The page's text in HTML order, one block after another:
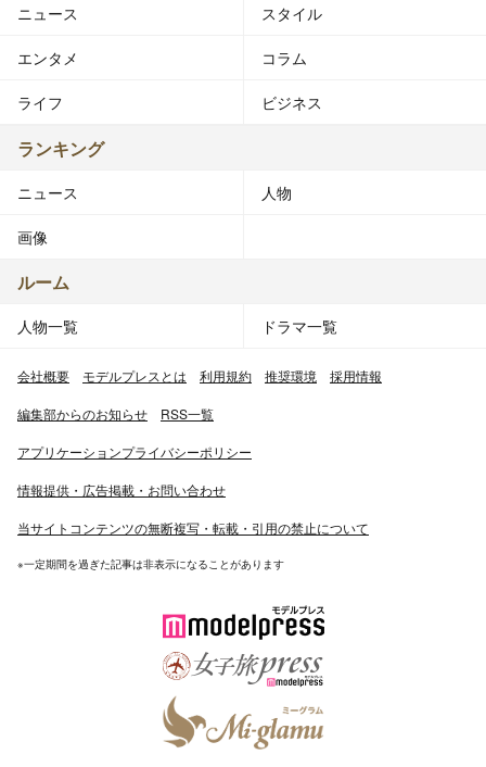
ニュース スタイル
エンタメ コラム
ライフ ビジネス
ランキング
ニュース 人物
画像
ルーム
人物一覧 ドラマ一覧
会社概要 モデルプレスとは 利用規約 推奨環境 採用情報
編集部からのお知らせ RSS一覧
アプリケーションプライバシーポリシー
情報提供・広告掲載・お問い合わせ
当サイトコンテンツの無断複写・転載・引用の禁止について
※一定期間を過ぎた記事は非表示になることがあります